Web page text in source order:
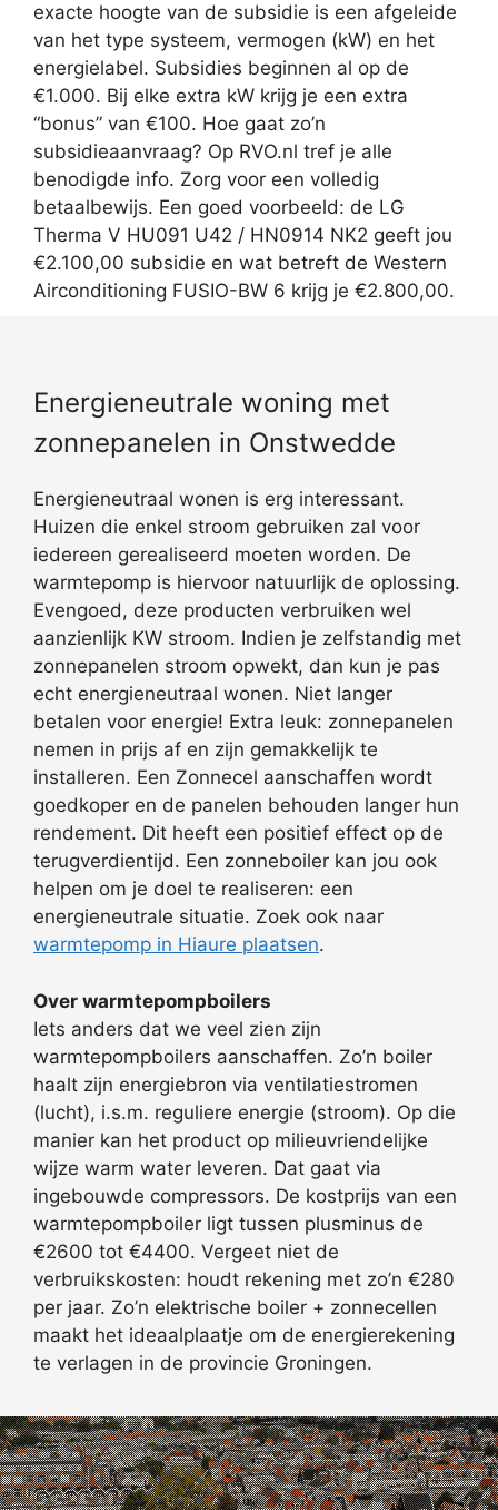
exacte hoogte van de subsidie is een afgeleide
van het type systeem, vermogen (kW) en het
energielabel. Subsidies beginnen al op de
€1.000. Bij elke extra kW krijg je een extra
“bonus” van €100. Hoe gaat zo’n
subsidieaanvraag? Op RVO.nl tref je alle
benodigde info. Zorg voor een volledig
betaalbewijs. Een goed voorbeeld: de LG
Therma V HU091 U42 / HN0914 NK2 geeft jou
€2.100,00 subsidie en wat betreft de Western
Airconditioning FUSIO-BW 6 krijg je €2.800,00.
Energieneutrale woning met
zonnepanelen in Onstwedde
Energieneutraal wonen is erg interessant.
Huizen die enkel stroom gebruiken zal voor
iedereen gerealiseerd moeten worden. De
warmtepomp is hiervoor natuurlijk de oplossing.
Evengoed, deze producten verbruiken wel
aanzienlijk KW stroom. Indien je zelfstandig met
zonnepanelen stroom opwekt, dan kun je pas
echt energieneutraal wonen. Niet langer
betalen voor energie! Extra leuk: zonnepanelen
nemen in prijs af en zijn gemakkelijk te
installeren. Een Zonnecel aanschaffen wordt
goedkoper en de panelen behouden langer hun
rendement. Dit heeft een positief effect op de
terugverdientijd. Een zonneboiler kan jou ook
helpen om je doel te realiseren: een
energieneutrale situatie. Zoek ook naar
warmtepomp in Hiaure plaatsen.
Over warmtepompboilers
Iets anders dat we veel zien zijn
warmtepompboilers aanschaffen. Zo’n boiler
haalt zijn energiebron via ventilatiestromen
(lucht), i.s.m. reguliere energie (stroom). Op die
manier kan het product op milieuvriendelijke
wijze warm water leveren. Dat gaat via
ingebouwde compressors. De kostprijs van een
warmtepompboiler ligt tussen plusminus de
€2600 tot €4400. Vergeet niet de
verbruikskosten: houdt rekening met zo’n €280
per jaar. Zo’n elektrische boiler + zonnecellen
maakt het ideaalplaatje om de energierekening
te verlagen in de provincie Groningen.